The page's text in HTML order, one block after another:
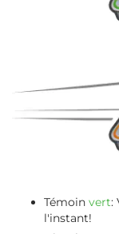
Témoin vert:
l'instant!